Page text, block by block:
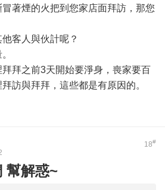
著煙的火把到您家店面拜訪，那您
客人與伙計呢？
拜之前3天開始要淨身，喪家要百
訪與拜拜，這些都是有原因的。
18#
幫解惑~